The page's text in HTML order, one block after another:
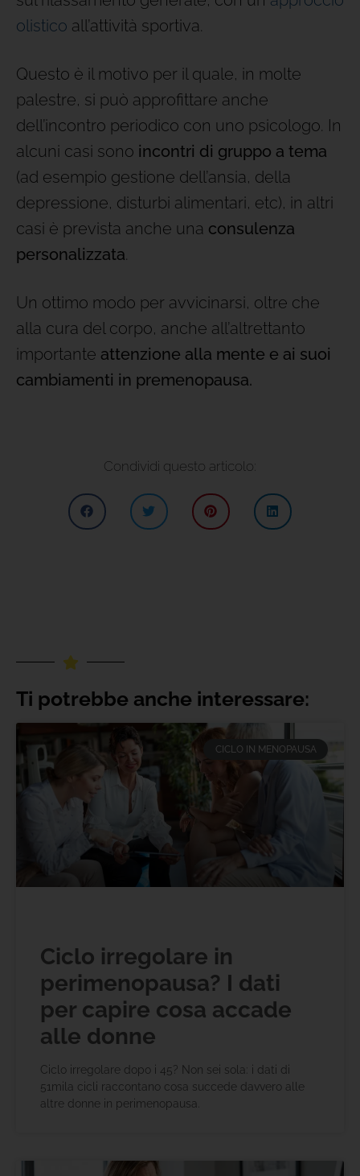
olistico all’attività sportiva.
Questo è il motivo per il quale, in molte
palestre, si può approfittare anche
dell’incontro periodico con uno psicologo. In
alcuni casi sono incontri di gruppo a tema
(ad esempio gestione dell’ansia, della
depressione, disturbi alimentari, etc), in altri
casi è prevista anche una consulenza
personalizzata.
Un ottimo modo per avvicinarsi, oltre che
alla cura del corpo, anche all’altrettanto
importante attenzione alla mente e ai suoi
cambiamenti in premenopausa.
Condividi questo articolo:
Ti potrebbe anche interessare:
CICLO IN MENOPAUSA
Ciclo irregolare in
perimenopausa? I dati
per capire cosa accade
alle donne
Ciclo irregolare dopo i 45? Non sei sola: i dati di
51mila cicli raccontano cosa succede davvero alle
altre donne in perimenopausa.